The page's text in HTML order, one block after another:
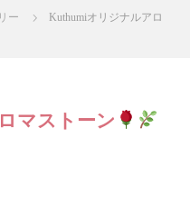
ー
Kuthumiオリジナルアロ
マストーン